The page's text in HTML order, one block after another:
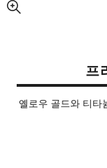
사진 확대 보기
프
옐로우 골드와 티타